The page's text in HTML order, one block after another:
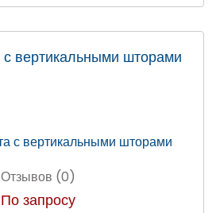
с вертикальными шторами
Отзывов (0)
По запросу